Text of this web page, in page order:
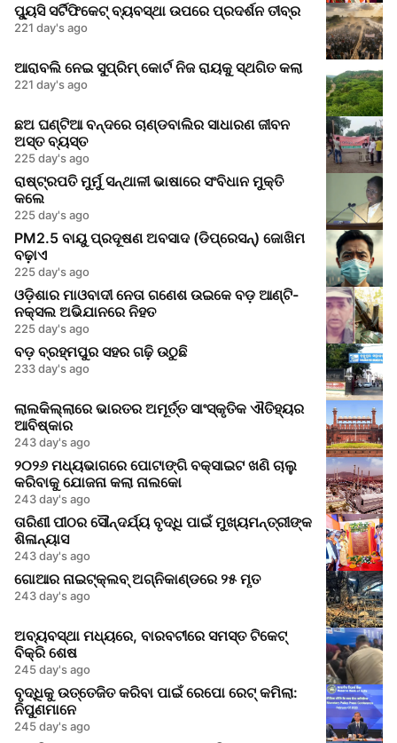
ପ୍ୟୁସି ସର୍ଟିଫିକେଟ୍ ବ୍ୟବସ୍ଥା ଉପରେ ପ୍ରଦର୍ଶନ ତୀବ୍ର
221 day's ago
ଆରାବଲି ନେଇ ସୁପ୍ରିମ୍ କୋର୍ଟ ନିଜ ରାୟକୁ ସ୍ଥଗିତ କଲା
221 day's ago
ଛଅ ଘଣ୍ଟିଆ ବନ୍ଦରେ ଚାଣ୍ଡବାଲିର ସାଧାରଣ ଜୀବନ
ଅସ୍ତ ବ୍ୟସ୍ତ
225 day's ago
ରାଷ୍ଟ୍ରପତି ମୁର୍ମୁ ସନ୍ଥାଳୀ ଭାଷାରେ ସଂବିଧାନ ମୁକ୍ତି
କଲେ
225 day's ago
PM2.5 ବାୟୁ ପ୍ରଦୂଷଣ ଅବସାଦ (ଡିପ୍ରେସନ୍) ଜୋଖିମ
ବଢ଼ାଏ
225 day's ago
ଓଡ଼ିଶାର ମାଓବାଦୀ ନେତା ଗଣେଶ ଉଇକେ ବଡ଼ ଆଣ୍ଟି-
ନକ୍ସଲ ଅଭିଯାନରେ ନିହତ
225 day's ago
ବଡ଼ ବ୍ରହ୍ମପୁର ସହର ଗଢ଼ି ଉଠୁଛି
233 day's ago
ଲାଲକିଲ୍ଲାରେ ଭାରତର ଅମୂର୍ତ୍ତ ସାଂସ୍କୃତିକ ଐତିହ୍ୟର
ଆବିଷ୍କାର
243 day's ago
୨୦୨୬ ମଧ୍ୟଭାଗରେ ପୋଟାଙ୍ଗି ବକ୍ସାଇଟ ଖଣି ଚାଲୁ
କରିବାକୁ ଯୋଜନା କଲା ନାଲକୋ
243 day's ago
ତାରିଣୀ ପୀଠର ସୌନ୍ଦର୍ଯ୍ୟ ବୃଦ୍ଧି ପାଇଁ ମୁଖ୍ୟମନ୍ତ୍ରୀଙ୍କ
ଶିଳାନ୍ୟାସ
243 day's ago
ଗୋଆର ନାଇଟ୍‌କ୍ଲବ୍ ଅଗ୍ନିକାଣ୍ଡରେ ୨୫ ମୃତ
243 day's ago
ଅବ୍ୟବସ୍ଥା ମଧ୍ୟରେ, ବାରବଟୀରେ ସମସ୍ତ ଟିକେଟ୍
ବିକ୍ରି ଶେଷ
245 day's ago
ବୃଦ୍ଧିକୁ ଉତ୍ତେଜିତ କରିବା ପାଇଁ ରେପୋ ରେଟ୍ କମିଲା:
ନିପୁଣମାନେ
245 day's ago